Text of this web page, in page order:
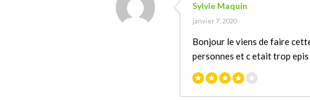
Sylvie Maquin
janvier 7, 2020
Bonjour le viens de faire
personnes et c etait trop